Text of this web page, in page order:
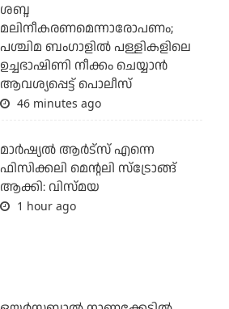
ശബ്ദ
മലിനീകരണമെന്നാരോപണം;
പശ്ചിമ ബംഗാളില്‍ പള്ളികളിലെ
ഉച്ചഭാഷിണി നീക്കം ചെയ്യാന്‍
ആവശ്യപ്പെട്ട് പൊലീസ്
46 minutes ago
മാർഷ്യൽ ആർട്സ് എന്നെ
ഫിസിക്കലി മെന്റലി സ്ട്രോങ്ങ്
ആക്കി: വിസ്മയ
1 hour ago